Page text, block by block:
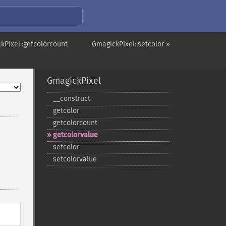
GmagickPixel::setcolor »
GmagickPixel
_​_​construct
getcolor
getcolorcount
getcolorvalue
setcolor
setcolorvalue